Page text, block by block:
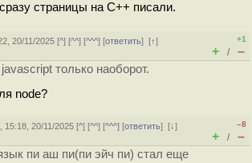
страницы на С++ писали.
20/11/2025 [^] [^^] [^^^] [ответить][↑]
+1
+ / –
только наоборот.
node?
15:18, 20/11/2025 [^] [^^] [^^^] [ответить][↓]
–8
+ / –
пи аш пи(пи эйч пи) стал еще